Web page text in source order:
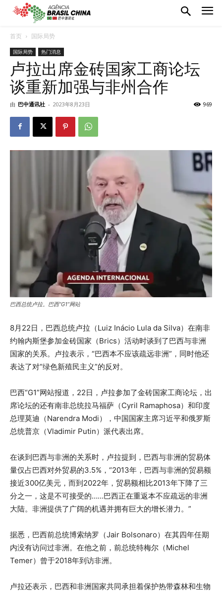
首页 国际局势
国际局势 热门消息
卢拉出席金砖国家工商论坛
谈重新加强与非州合作
由 巴中通讯社 - 2023年8月23日 969
巴西总统卢拉。巴西“G1”网站
8月22日，巴西总统卢拉（Luiz Inácio Lula da Silva）在南非
约翰内斯堡参加金砖国家（Brics）活动时谈到了巴西与非洲
国家的关系。卢拉表示，“巴西本不应该疏远非洲”，同时他还
表达了对“绿色新殖民主义”的反对。
巴西“G1”网站报道，22日，卢拉参加了金砖国家工商论坛，出
席论坛的还有南非总统拉马福萨（Cyril Ramaphosa）和印度
总理莫迪（Narendra Modi），中国国家主席习近平和俄罗斯
总统普京（Vladimir Putin）派代表出席。
在谈到巴西与非洲的关系时，卢拉提到，巴西与非洲的贸易体
量仅占巴西对外贸易的3.5%，“2013年，巴西与非洲的贸易额
接近300亿美元，而到2022年，贸易额相比2013年下降了三
分之一，这是不可接受的……巴西正在重返本不应疏远的非洲
大陆。非洲提供了广阔的机遇并拥有巨大的增长潜力。”
据悉，巴西前总统博索纳罗（Jair Bolsonaro）在其四年任期
内没有访问过非洲。在他之前，前总统特梅尔（Michel
Temer）曾于2018年到访非洲。
卢拉还表示，巴西和非洲国家共同承担着保护热带森林和生物